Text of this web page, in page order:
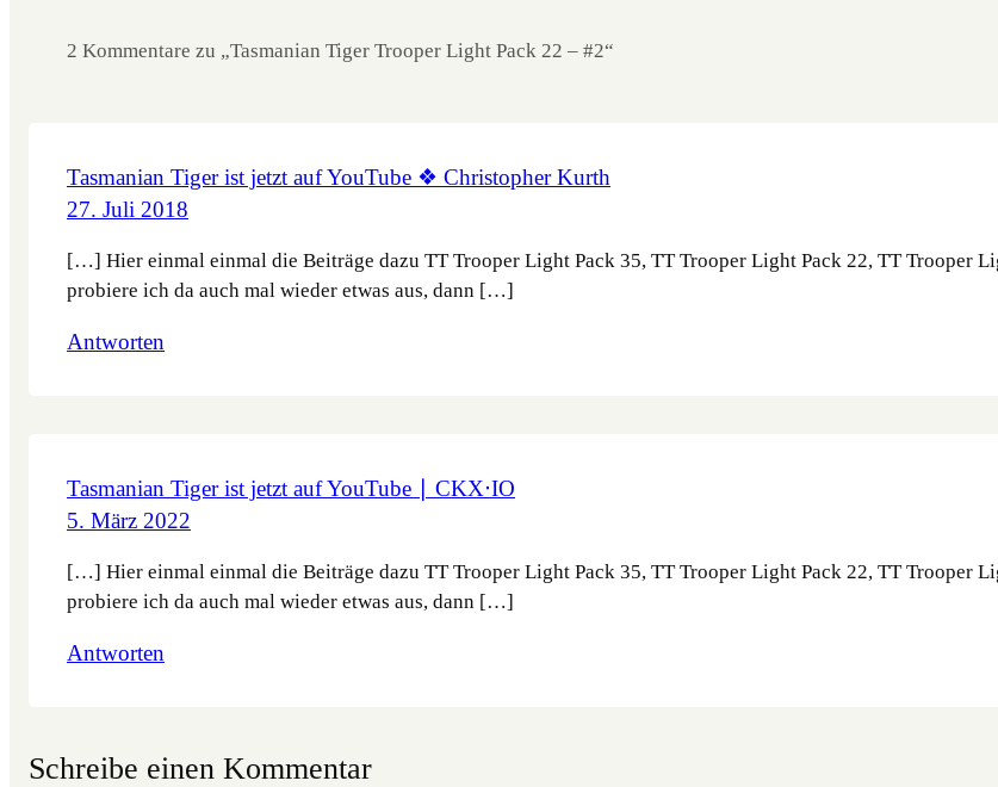
2 Kommentare zu „Tasmanian Tiger Trooper Light Pack 22 – #2“
Tasmanian Tiger ist jetzt auf YouTube ❖ Christopher Kurth
27. Juli 2018
[…] Hier einmal einmal die Beiträge dazu TT Trooper Light Pack 35, TT Trooper Light Pack 22, TT Trooper
probiere ich da auch mal wieder etwas aus, dann […]
Antworten
Tasmanian Tiger ist jetzt auf YouTube ∣ CKX‧IO
5. März 2022
[…] Hier einmal einmal die Beiträge dazu TT Trooper Light Pack 35, TT Trooper Light Pack 22, TT Trooper
probiere ich da auch mal wieder etwas aus, dann […]
Antworten
Schreibe einen Kommentar